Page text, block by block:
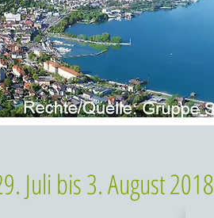
Juli bis 3. August 2018